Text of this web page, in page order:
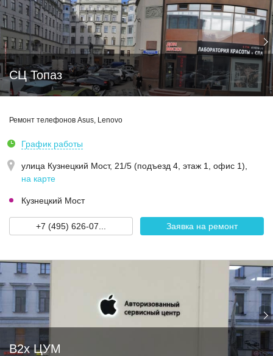
СЦ Топаз
Ремонт телефонов Asus, Lenovo
График работы
улица Кузнецкий Мост, 21/5 (подъезд 4, этаж 1, офис 1)
на карте
Кузнецкий Мост
+7 (495) 626-07... Заявка на ремонт
B2x ЦУМ